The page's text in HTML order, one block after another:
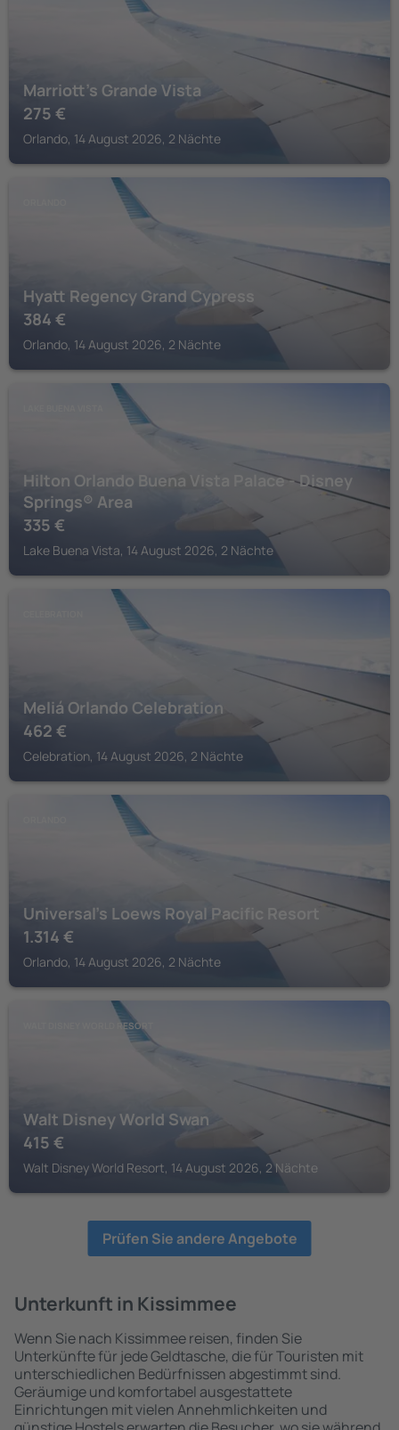
Marriott's Grande Vista
275 €
Orlando, 14 August 2026, 2 Nächte
Hyatt Regency Grand Cypress
384 €
Orlando, 14 August 2026, 2 Nächte
Hilton Orlando Buena Vista Palace - Disney
Springs® Area
335 €
Lake Buena Vista, 14 August 2026, 2 Nächte
Meliá Orlando Celebration
462 €
Celebration, 14 August 2026, 2 Nächte
Universal’s Loews Royal Pacific Resort
1.314 €
Orlando, 14 August 2026, 2 Nächte
WALT DISNEY WORLD RESORT
Walt Disney World Swan
415 €
Walt Disney World Resort, 14 August 2026, 2 Nächte
Prüfen Sie andere Angebote
Unterkunft in Kissimmee
Wenn Sie nach Kissimmee reisen, finden Sie
Unterkünfte für jede Geldtasche, die für Touristen mit
unterschiedlichen Bedürfnissen abgestimmt sind.
Geräumige und komfortabel ausgestattete
Einrichtungen mit vielen Annehmlichkeiten und